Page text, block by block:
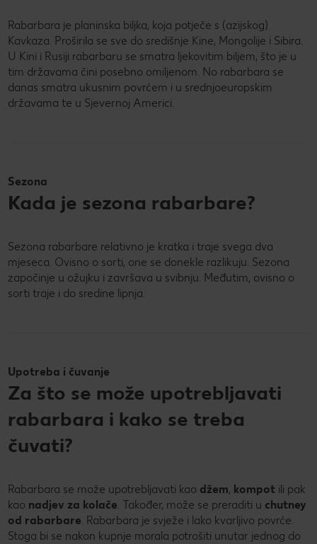
Rabarbara je planinska biljka, koja potječe s (azijskog)
Kavkaza. Proširila se sve do središnje Kine, Mongolije i Sibira.
U Kini i Rusiji rabarbaru se smatra ljekovitim biljem, što je u
tim državama čini posebno omiljenom. No rabarbara se
danas smatra ukusnim povrćem i u srednjoeuropskim
državama te u Sjevernoj Americi.
Sezona
Kada je sezona rabarbare?
Sezona rabarbare relativno je kratka i traje svega dva
mjeseca. Ovisno o sorti, one se donekle razlikuju. Sezona
započinje u ožujku i završava u svibnju. Međutim, ovisno o
sorti traje i do sredine lipnja.
Upotreba i čuvanje
Za što se može upotrebljavati
rabarbara i kako se treba
čuvati?
Rabarbara se može upotrebljavati kao džem, kompot ili pak
kao nadjev za kolače. Također, može se preraditi u chutney
od rabarbare. Rabarbara je svježe i lako kvarljivo povrće.
Stoga bi se nakon kupnje morala potrošiti unutar jednog do